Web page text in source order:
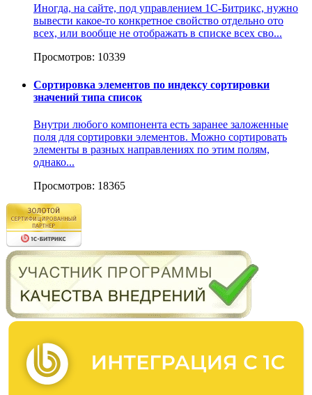
Иногда, на сайте, под управлением 1С-Битрикс, нужно
вывести какое-то конкретное свойство отдельно ото
всех, или вообще не отображать в списке всех сво...
Просмотров: 10339
Сортировка элементов по индексу сортировки
значений типа список
Внутри любого компонента есть заранее заложенные
поля для сортировки элементов. Можно сортировать
элементы в разных направлениях по этим полям,
однако...
Просмотров: 18365